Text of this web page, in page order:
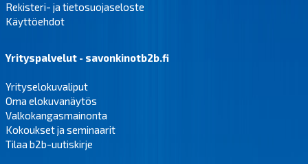
Rekisteri- ja tietosuojaseloste
Käyttöehdot
Yrityspalvelut - savonkinotb2b.fi
Yrityselokuvaliput
Oma elokuvanäytös
Valkokangasmainonta
Kokoukset ja seminaarit
Tilaa b2b-uutiskirje